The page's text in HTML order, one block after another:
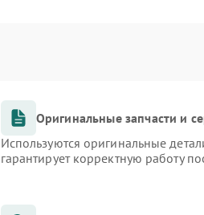
Оригинальные запчасти и
Используются оригинальные
гарантирует корректную работу